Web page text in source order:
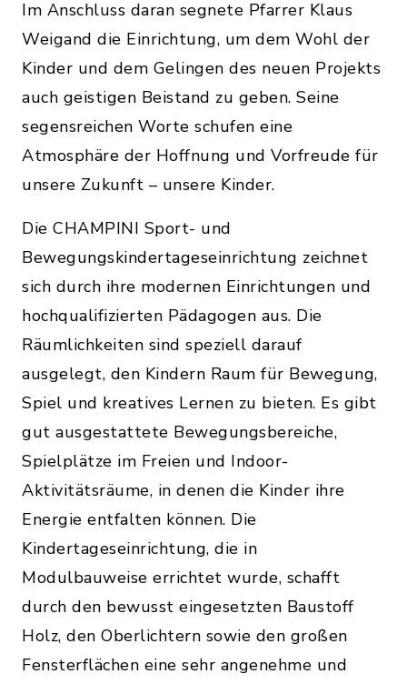
Im Anschluss daran segnete Pfarrer Klaus
Weigand die Einrichtung, um dem Wohl der
Kinder und dem Gelingen des neuen Projekts
auch geistigen Beistand zu geben. Seine
segensreichen Worte schufen eine
Atmosphäre der Hoffnung und Vorfreude für
unsere Zukunft – unsere Kinder.
Die CHAMPINI Sport- und
Bewegungskindertageseinrichtung zeichnet
sich durch ihre modernen Einrichtungen und
hochqualifizierten Pädagogen aus. Die
Räumlichkeiten sind speziell darauf
ausgelegt, den Kindern Raum für Bewegung,
Spiel und kreatives Lernen zu bieten. Es gibt
gut ausgestattete Bewegungsbereiche,
Spielplätze im Freien und Indoor-
Aktivitätsräume, in denen die Kinder ihre
Energie entfalten können. Die
Kindertageseinrichtung, die in
Modulbauweise errichtet wurde, schafft
durch den bewusst eingesetzten Baustoff
Holz, den Oberlichtern sowie den großen
Fensterflächen eine sehr angenehme und